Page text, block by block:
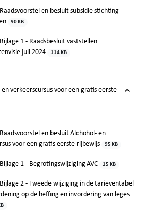
en besluit subsidie stichting
90 KB
1 - Raadsbesluit vaststellen
juli 2024
114 KB
verkeerscursus voor een gratis eerste
en besluit Alchohol- en
voor een gratis eerste rijbewijs
95 KB
1 - Begrotingswijziging AVC 15 KB
2 - Tweede wijziging in de tarieventabel
op de heffing en invordering van leges